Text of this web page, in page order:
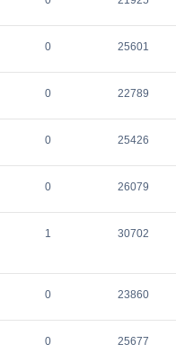
0 25601
0 22789
0 25426
0 26079
1 30702
0 23860
0 25677